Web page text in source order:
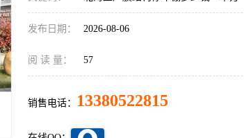
发布日期： 2026-08-06
阅 读 量： 57
销售电话： 13380522815